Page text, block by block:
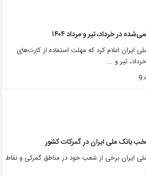
ایران اعلام کرد که مهلت استفاده از کارت‌های
تیر و ...
بانک ملی ایران در گمرکات کشور
ایران برخی از شعب خود در مناطق گمرکی و نقاط